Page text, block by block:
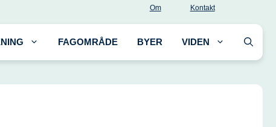
Om Kontakt
FAGOMRÅDE BYER VIDEN